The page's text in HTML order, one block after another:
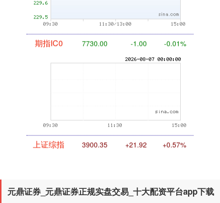
期指IC0 7730.00 -1.00 -0.01%
元鼎证券_元鼎证券正规实盘交易_十大配资平台app下载